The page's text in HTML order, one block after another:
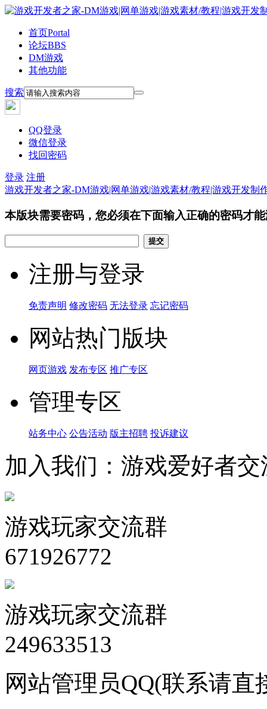
首页Portal
论坛BBS
DM游戏
其他功能
搜索
QQ登录
微信登录
找回密码
登录 注册
游戏开发者之家-DM游戏|网单游戏|游戏素材/教程|游戏开发制
本版块需要密码，您必须在下面输入正确的密码才
提交
注册与登录
免责声明 修改密码 无法登录 忘记密码
网站热门版块
网页游戏 发布专区 推广专区
管理专区
站务中心 公告活动 版主招聘 投诉建议
加入我们：游戏爱好者交
游戏玩家交流群
671926772
游戏玩家交流群
249633513
网站管理员QQ(联系请直